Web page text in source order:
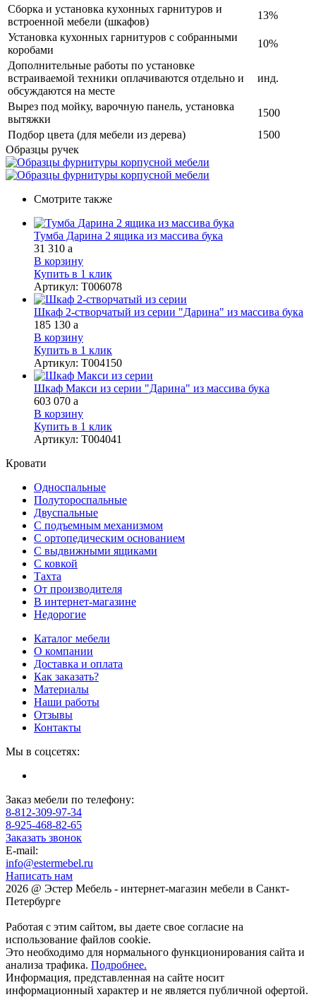
Сборка и установка кухонных гарнитуров и
встроенной мебели (шкафов)
13%
Установка кухонных гарнитуров с собранными
коробами
10%
Дополнительные работы по установке
встраиваемой техники оплачиваются отдельно и
обсуждаются на месте
инд.
Вырез под мойку, варочную панель, установка
вытяжки
1500
Подбор цвета (для мебели из дерева)
1500
Образцы ручек
Смотрите также
Тумба Дарина 2 ящика из массива бука
31 310 a
В корзину
Купить в 1 клик
Артикул: Т006078
Шкаф 2-створчатый из серии "Дарина" из массива бука
185 130 a
В корзину
Купить в 1 клик
Артикул: Т004150
Шкаф Макси из серии "Дарина" из массива бука
603 070 a
В корзину
Купить в 1 клик
Артикул: Т004041
Кровати
Односпальные
Полутороспальные
Двуспальные
С подъемным механизмом
С ортопедическим основанием
С выдвижными ящиками
С ковкой
Тахта
От производителя
В интернет-магазине
Недорогие
Каталог мебели
О компании
Доставка и оплата
Как заказать?
Материалы
Наши работы
Отзывы
Контакты
Мы в соцсетях:
Заказ мебели по телефону:
8-812-309-97-34
8-925-468-82-65
Заказать звонок
E-mail:
info@estermebel.ru
Написать нам
2026 @ Эстер Мебель - интернет-магазин мебели в Санкт-
Петербурге
Работая с этим сайтом, вы даете свое согласие на
использование файлов cookie.
Это необходимо для нормального функционирования сайта и
анализа трафика. Подробнее.
Информация, представленная на сайте носит
информационный характер и не является публичной офертой.